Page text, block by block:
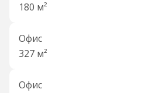
180 м²
Офис
327 м²
Офис